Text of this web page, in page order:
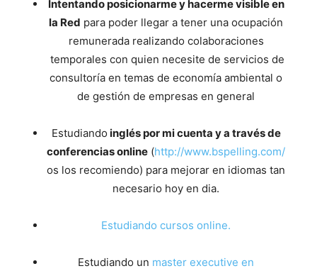
Intentando posicionarme y hacerme visible en
la Red para poder llegar a tener una ocupación
remunerada realizando colaboraciones
temporales con quien necesite de servicios de
consultoría en temas de economía ambiental o
de gestión de empresas en general
Estudiando inglés por mi cuenta y a través de
conferencias online (http://www.bspelling.com/
os los recomiendo) para mejorar en idiomas tan
necesario hoy en dia.
Estudiando cursos online.
Estudiando un master executive en